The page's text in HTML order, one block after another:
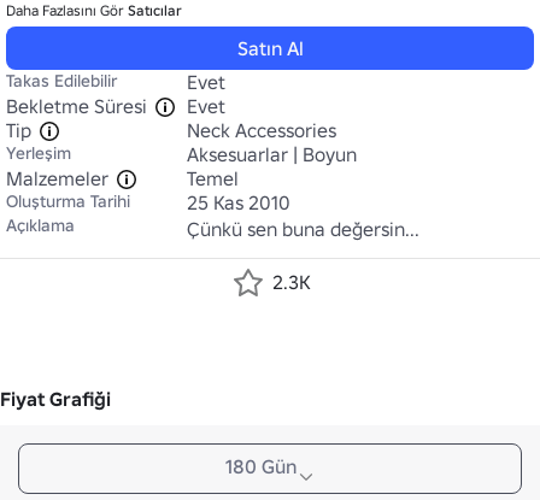
Daha Fazlasını Gör Satıcılar
Satın Al
Takas Edilebilir
Evet
Bekletme Süresi
Evet
Tip
Neck Accessories
Yerleşim
Aksesuarlar | Boyun
Malzemeler
Temel
Oluşturma Tarihi 25 Kas 2010
Açıklama Çünkü sen buna değersin...
2.3K
Fiyat Grafiği
180 Gün